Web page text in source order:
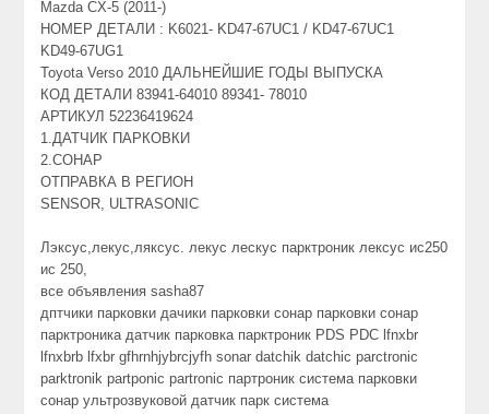
Mazda CX-5 (2011-)
НОМЕР ДЕТАЛИ : K6021- KD47-67UC1 / KD47-67UC1
KD49-67UG1
Toyota Verso 2010 ДАЛЬНЕЙШИЕ ГОДЫ ВЫПУСКА
КОД ДЕТАЛИ 83941-64010 89341- 78010
АРТИКУЛ 52236419624
1.ДАТЧИК ПАРКОВКИ
2.СОНАР
ОТПРАВКА В РЕГИОН
SENSOR, ULTRASONIC
Лэксус,лекус,ляксус. лекус лескус парктроник лексус ис250
ис 250,
все объявления sasha87
дптчики парковки дачики парковки сонар парковки сонар
парктроника датчик парковка парктроник PDS PDC lfnxbr
lfnxbrb lfxbr gfhrnhjybrcjyfh sonar datchik datchic parctronic
parktronik partponic partronic партроник система парковки
сонар ультрозвуковой датчик парк система